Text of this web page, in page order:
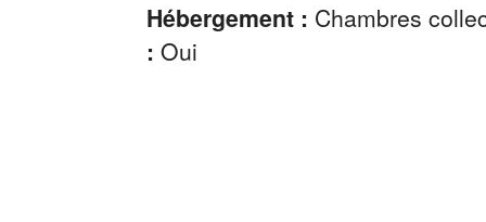
Hébergement : Chambres
: Oui